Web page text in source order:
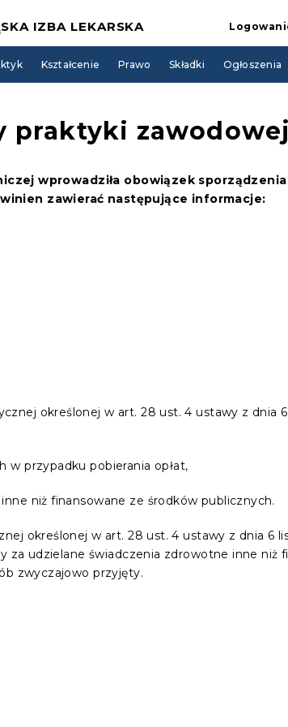
IZBA LEKARSKA
Kształcenie Prawo Składki Ogłoszenia
praktyki zawodowej
wprowadziła obowiązek
zawierać następujące informacje:
określonej w art. 28 ust. 4 ustawy z dnia
w przypadku pobierania opłat,
niż finansowane ze środków publicznych.
określonej w art. 28 ust. 4 ustawy z dnia 6
za udzielane świadczenia zdrowotne inne niż
zwyczajowo przyjęty.